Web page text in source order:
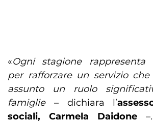
«Ogni stagione rappresenta
per rafforzare un servizio
assunto un ruolo
famiglie– dichiara l’
sociali, Carmela Daidone –